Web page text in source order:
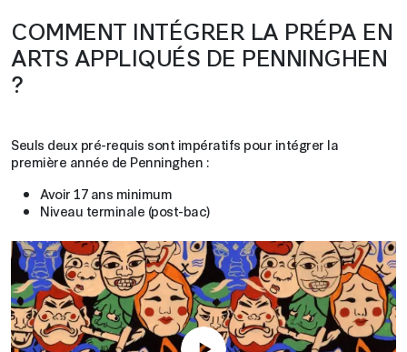
COMMENT INTÉGRER LA PRÉPA EN
ARTS APPLIQUÉS DE PENNINGHEN
?
Seuls deux pré-requis sont impératifs pour intégrer la
première année de Penninghen :
Avoir 17 ans minimum
Niveau terminale (post-bac)